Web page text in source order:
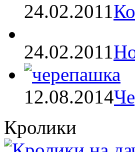
24.02.2011
24.02.2011
12.08.2014
Кролики